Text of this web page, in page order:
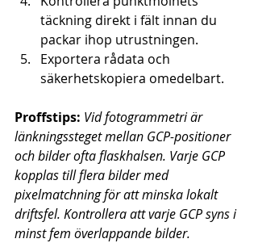
täckning direkt i fält innan du
packar ihop utrustningen.
Exportera rådata och
säkerhetskopiera omedelbart.
Proffstips: Vid fotogrammetri är
länkningssteget mellan GCP-positioner
och bilder ofta flaskhalsen. Varje GCP
kopplas till flera bilder med
pixelmatchning för att minska lokalt
driftsfel. Kontrollera att varje GCP syns i
minst fem överlappande bilder.